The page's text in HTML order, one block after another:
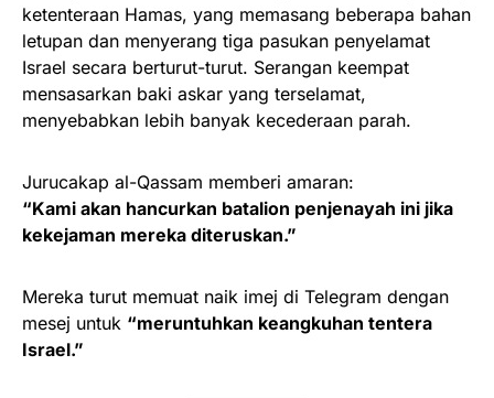
ketenteraan Hamas, yang memasang beberapa bahan
letupan dan menyerang tiga pasukan penyelamat
Israel secara berturut-turut. Serangan keempat
mensasarkan baki askar yang terselamat,
menyebabkan lebih banyak kecederaan parah.
Jurucakap al-Qassam memberi amaran:
“Kami akan hancurkan batalion penjenayah ini jika
kekejaman mereka diteruskan.”
Mereka turut memuat naik imej di Telegram dengan
mesej untuk “meruntuhkan keangkuhan tentera
Israel.”